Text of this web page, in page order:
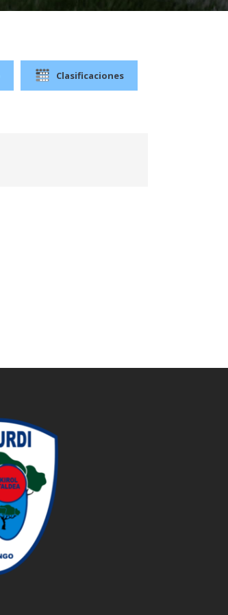
Clasificaciones